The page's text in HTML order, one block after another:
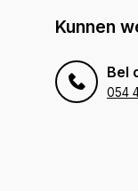
Kunnen
Bel
054